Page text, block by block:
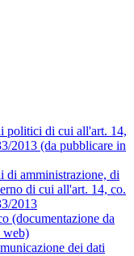
politici di cui all'art. 14,
2013 (da pubblicare in
di amministrazione, di
di cui all'art. 14, co.
2013
(documentazione da
web)
dei dati